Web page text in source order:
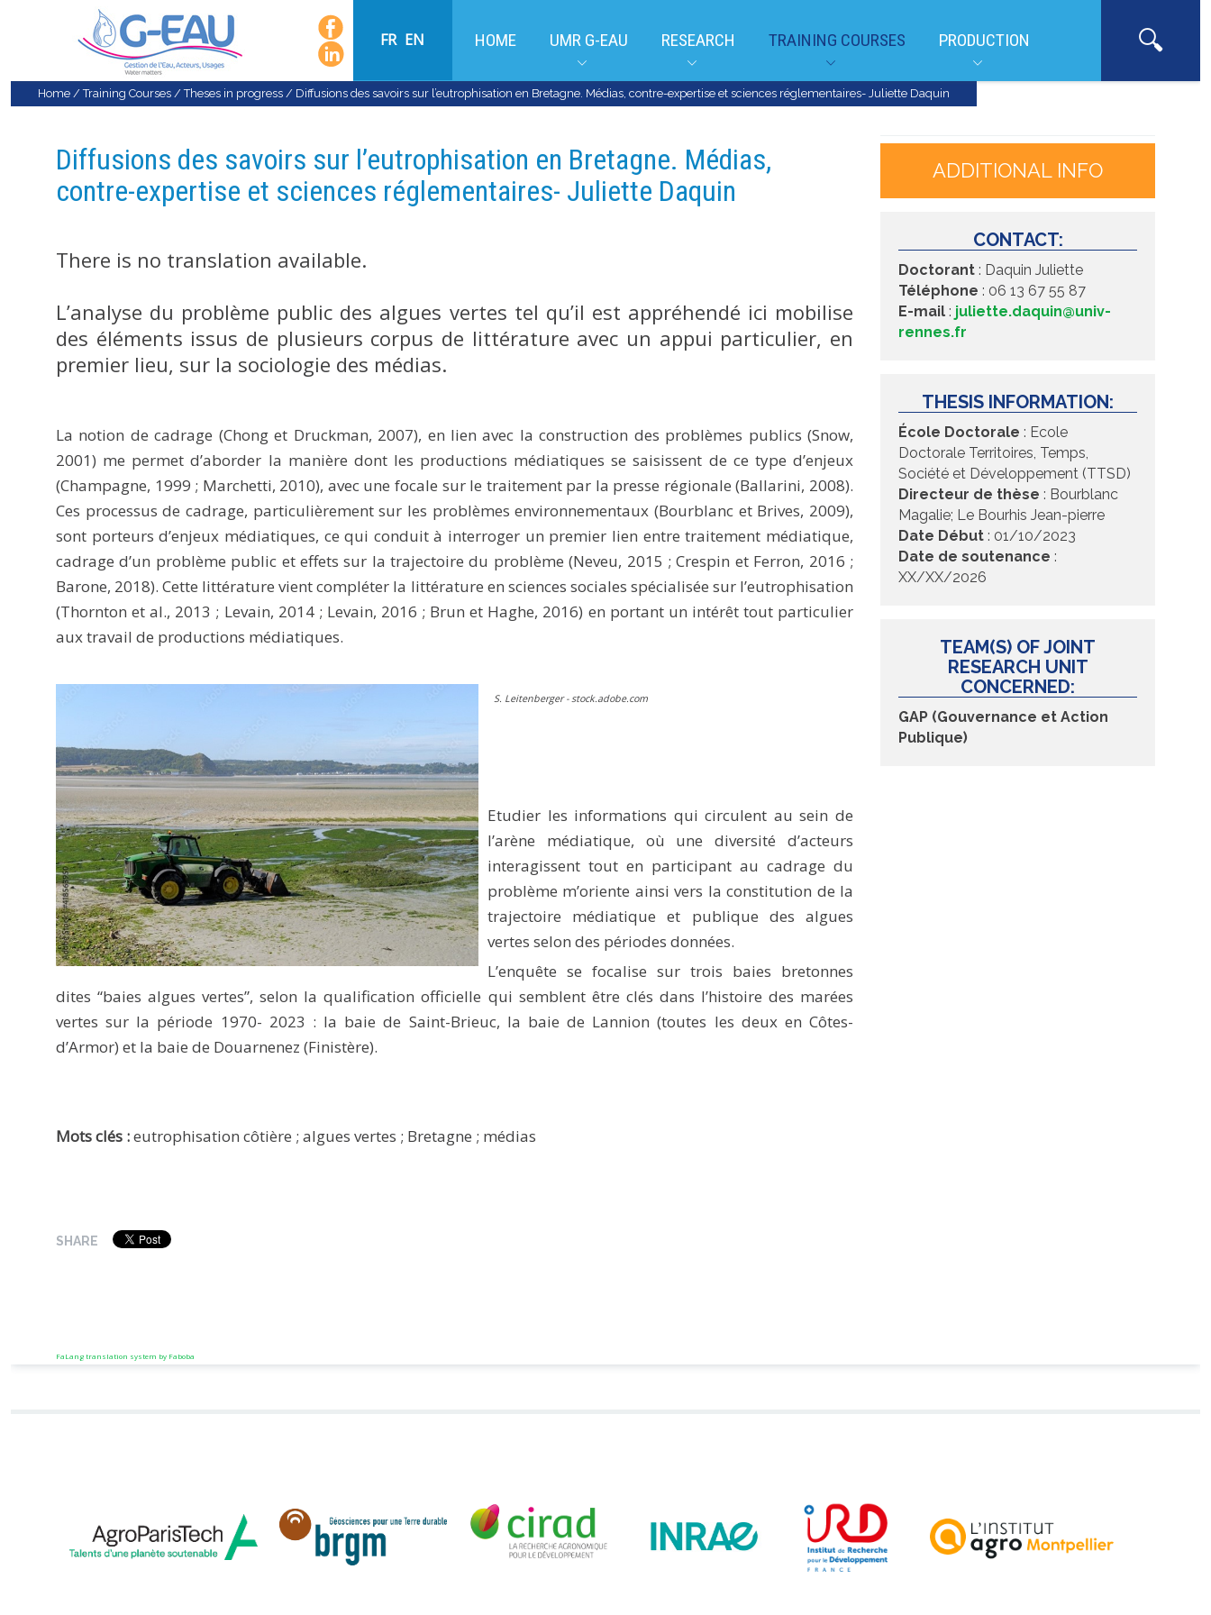
FR EN HOME UMR G-EAU RESEARCH TRAINING COURSES PRODUCTION
Home /Training Courses /Theses in progress / Diffusions des savoirs sur l’eutrophisation en Bretagne. Médias, contre-expertise et sciences réglementaires- Juliette Daquin
Diffusions des savoirs sur l’eutrophisation en Bretagne. Médias,
contre-expertise et sciences réglementaires- Juliette Daquin
There is no translation available.
L’analyse du problème public des algues vertes tel qu’il est appréhendé ici mobilise
des éléments issus de plusieurs corpus de littérature avec un appui particulier, en
premier lieu, sur la sociologie des médias.
La notion de cadrage (Chong et Druckman, 2007), en lien avec la construction des problèmes publics (Snow,
2001) me permet d’aborder la manière dont les productions médiatiques se saisissent de ce type d’enjeux
(Champagne, 1999 ; Marchetti, 2010), avec une focale sur le traitement par la presse régionale (Ballarini, 2008).
Ces processus de cadrage, particulièrement sur les problèmes environnementaux (Bourblanc et Brives, 2009),
sont porteurs d’enjeux médiatiques, ce qui conduit à interroger un premier lien entre traitement médiatique,
cadrage d’un problème public et effets sur la trajectoire du problème (Neveu, 2015 ; Crespin et Ferron, 2016 ;
Barone, 2018). Cette littérature vient compléter la littérature en sciences sociales spécialisée sur l’eutrophisation
(Thornton et al., 2013 ; Levain, 2014 ; Levain, 2016 ; Brun et Haghe, 2016) en portant un intérêt tout particulier
aux travail de productions médiatiques.
S. Leitenberger - stock.adobe.com
Etudier les informations qui circulent au sein de
l’arène médiatique, où une diversité d’acteurs
interagissent tout en participant au cadrage du
problème m’oriente ainsi vers la constitution de la
trajectoire médiatique et publique des algues
vertes selon des périodes données.
L’enquête se focalise sur trois baies bretonnes
dites “baies algues vertes”, selon la qualification officielle qui semblent être clés dans l’histoire des marées
vertes sur la période 1970- 2023 : la baie de Saint-Brieuc, la baie de Lannion (toutes les deux en Côtes-
d’Armor) et la baie de Douarnenez (Finistère).
Mots clés :eutrophisation côtière ; algues vertes ; Bretagne ; médias
ADDITIONAL INFO
CONTACT:
Doctorant : Daquin Juliette
Téléphone : 06 13 67 55 87
E-mail : juliette.daquin@univ-
rennes.fr
THESIS INFORMATION:
École Doctorale : Ecole
Doctorale Territoires, Temps,
Société et Développement (TTSD)
Directeur de thèse : Bourblanc
Magalie; Le Bourhis Jean-pierre
Date Début : 01/10/2023
Date de soutenance :
XX/XX/2026
TEAM(S) OF JOINT
RESEARCH UNIT
CONCERNED:
GAP (Gouvernance et Action
Publique)
SHARE
FaLang translation system by Faboba